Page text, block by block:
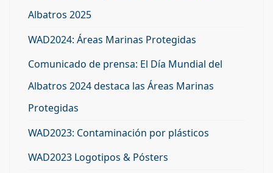
Albatros 2025
WAD2024: Áreas Marinas Protegidas
Comunicado de prensa: El Día Mundial del
Albatros 2024 destaca las Áreas Marinas
Protegidas
WAD2023: Contaminación por plásticos
WAD2023 Logotipos & Pósters